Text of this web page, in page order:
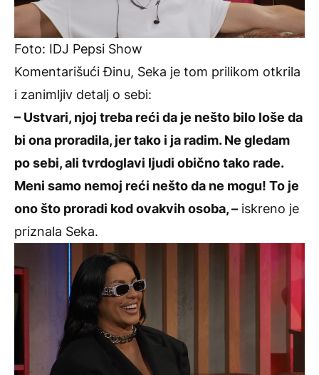
Foto: IDJ Pepsi Show
Komentarišući Đinu, Seka je tom prilikom otkrila
i zanimljiv detalj o sebi:
– Ustvari, njoj treba reći da je nešto bilo loše da
bi ona proradila, jer tako i ja radim. Ne gledam
po sebi, ali tvrdoglavi ljudi obično tako rade.
Meni samo nemoj reći nešto da ne mogu! To je
ono što proradi kod ovakvih osoba, – iskreno je
priznala Seka.